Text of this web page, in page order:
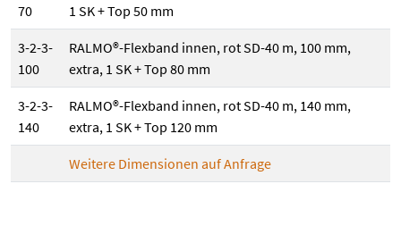
70
1 SK + Top 50 mm
3-2-3-
100
RALMO®-Flexband innen, rot SD-40 m, 100 mm,
extra, 1 SK + Top 80 mm
3-2-3-
140
RALMO®-Flexband innen, rot SD-40 m, 140 mm,
extra, 1 SK + Top 120 mm
Weitere Dimensionen auf Anfrage